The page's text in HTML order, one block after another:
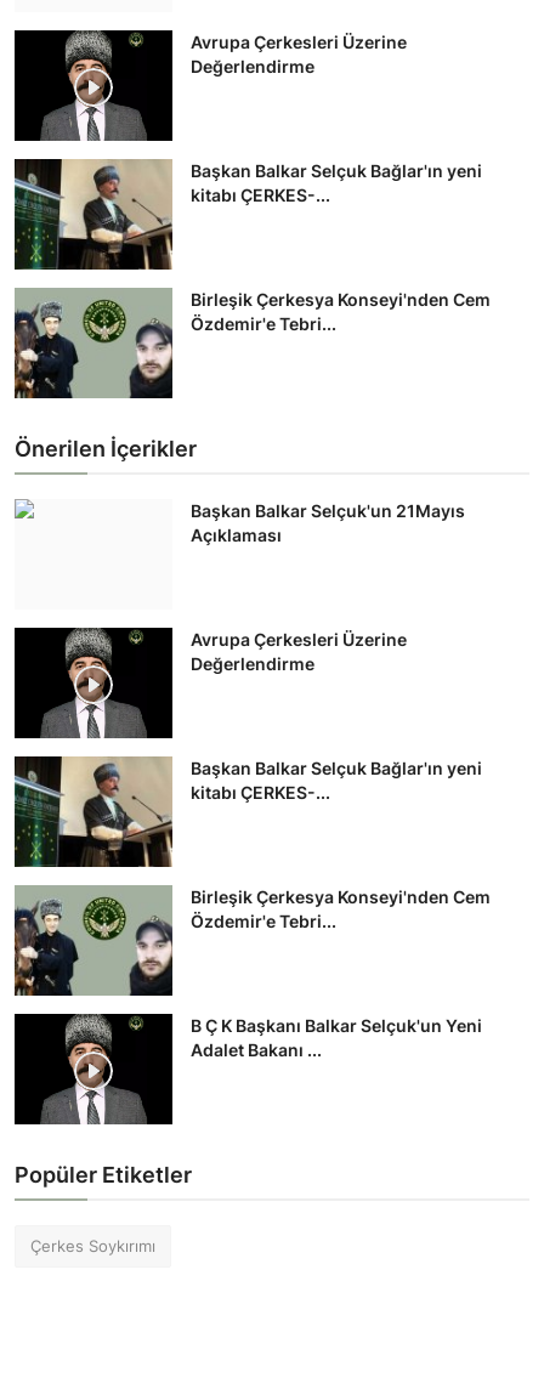
Avrupa Çerkesleri Üzerine
Değerlendirme
Başkan Balkar Selçuk Bağlar'ın yeni
kitabı ÇERKES-...
Birleşik Çerkesya Konseyi'nden Cem
Özdemir'e Tebri...
Önerilen İçerikler
Başkan Balkar Selçuk'un 21Mayıs
Açıklaması
Avrupa Çerkesleri Üzerine
Değerlendirme
Başkan Balkar Selçuk Bağlar'ın yeni
kitabı ÇERKES-...
Birleşik Çerkesya Konseyi'nden Cem
Özdemir'e Tebri...
B Ç K Başkanı Balkar Selçuk'un Yeni
Adalet Bakanı ...
Popüler Etiketler
Çerkes Soykırımı